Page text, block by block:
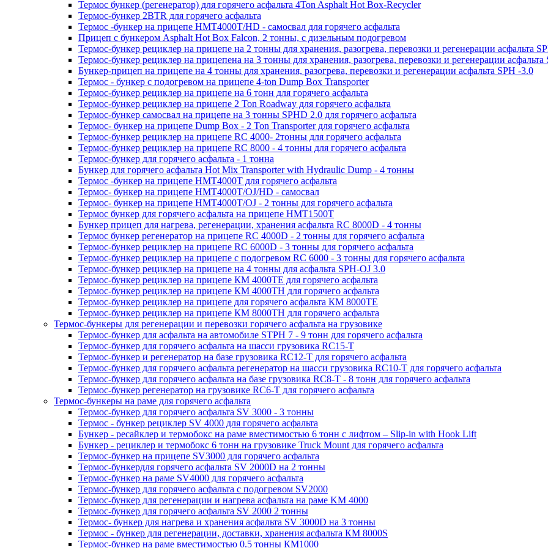
Термос бункер (регенератор) для горячего асфальта 4Ton Asphalt Hot Box-Recycler
Термос-бункер 2BTR для горячего асфальта
Термос -бункер на прицепе HMT4000T/HD - самосвал для горячего асфальта
Прицеп с бункером Asphalt Hot Box Falcon, 2 тонны, с дизельным подогревом
Термос-бункер рециклер на прицепе на 2 тонны для хранения, разогрева, перевозки и регенерации асфальта
Термос-бункер рециклер на прицепена на 3 тонны для хранения, разогрева, перевозки и регенерации асфальта
Бункер-прицеп на прицепе на 4 тонны для хранения, разогрева, перевозки и регенерации асфальта SPH -3.0
Термос - бункер с подогревом на прицепе 4-ton Dump Box Transporter
Термос-бункер рециклер на прицепе на 6 тонн для горячего асфальта
Термос-бункер рециклер на прицепе 2 Ton Roadway для горячего асфальта
Термос-бункер самосвал на прицепе на 3 тонны SPHD 2.0 для горячего асфальта
Термос- бункер на прицепе Dump Box - 2 Ton Transporter для горячего асфальта
Термос-бункер рециклер на прицепе RC 4000- 2тонны для горячего асфальта
Термос-бункер рециклер на прицепе RC 8000 - 4 тонны для горячего асфальта
Термос-бункер для горячего асфальта - 1 тонна
Бункер для горячего асфальта Hot Mix Transporter with Hydraulic Dump - 4 тонны
Термос -бункер на прицепе HMT4000T для горячего асфальта
Термос- бункер на прицепе HMT4000T/OJ/HD - самосвал
Термос- бункер на прицепе HMT4000T/OJ - 2 тонны для горячего асфальта
Термос бункер для горячего асфальта на прицепе HMT1500T
Бункер прицеп для нагрева, регенерации, хранения асфальта RC 8000D - 4 тонны
Термос бункер регенератор на прицепе RC 4000D - 2 тонны для горячего асфальта
Термос-бункер рециклер на прицепе RC 6000D - 3 тонны для горячего асфальта
Термос-бункер рециклер на прицепе с подогревом RC 6000 - 3 тонны для горячего асфальта
Термос-бункер рециклер на прицепе на 4 тонны для асфальта SPH-OJ 3.0
Термос-бункер рециклер на прицепе КМ 4000ТЕ для горячего асфальта
Термос-бункер рециклер на прицепе КМ 4000ТН для горячего асфальта
Термос-бункер рециклер на прицепе для горячего асфальта КМ 8000ТЕ
Термос-бункер рециклер на прицепе КМ 8000ТH для горячего асфальта
Термос-бункеры для регенерации и перевозки горячего асфальта на грузовике
Термос-бункер для асфальта на автомобиле STPH 7 - 9 тонн для горячего асфальта
Термос-бункер для горячего асфальта на шасси грузовика RC15-T
Термос-бункер и регенератор на базе грузовика RC12-T для горячего асфальта
Термос-бункер для горячего асфальта регенератор на шасси грузовика RC10-T для горячего асфальта
Термос-бункер для горячего асфальта на базе грузовика RC8-T - 8 тонн для горячего асфальта
Термос-бункер регенератор на грузовикe RC6-T для горячего асфальта
Термос-бункеры на раме для горячего асфальта
Термос-бункер для горячего асфальта SV 3000 - 3 тонны
Термос - бункер рециклер SV 4000 для горячего асфальта
Бункер - ресайклер и термобокс на раме вместимостью 6 тонн с лифтом – Slip-in with Hook Lift
Бункер - рециклер и термобокс 6 тонн на грузовике Truck Mount для горячего асфальта
Термос-бункер на прицепе SV3000 для горячего асфальта
Термос-бункердля горячего асфальта SV 2000D на 2 тонны
Термос-бункер на раме SV4000 для горячего асфальта
Термос-бункер для горячего асфальта с подогревом SV2000
Термос-бункер для регенерации и нагрева асфальта на раме KM 4000
Термос-бункер для горячего асфальта SV 2000 2 тонны
Термос- бункер для нагрева и хранения асфальта SV 3000D на 3 тонны
Термос - бункер для регенерации, доставки, хранения асфальта КМ 8000S
Термос-бункер на раме вместимостью 0.5 тонны КМ1000